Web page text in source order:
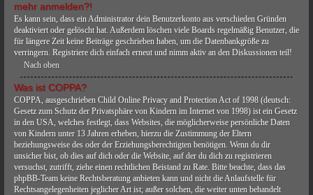
mehr anmelden?!
Es kann sein, dass ein Administrator dein Benutzerkonto aus verschieden Gründen
deaktiviert oder gelöscht hat. Außerdem löschen viele Boards regelmäßig Benutzer, die
für längere Zeit keine Beiträge geschrieben haben, um die Datenbankgröße zu
verringern. Registriere dich einfach erneut und nimm aktiv an den Diskussionen teil!
Nach oben
Was ist COPPA?
COPPA, ausgeschrieben Child Online Privacy and Protection Act of 1998 (deutsch:
Gesetz zum Schutz der Privatsphäre von Kindern im Internet von 1998) ist ein Gesetz
in den USA, welches festlegt, dass Websites, die möglicherweise persönliche Daten
von Kindern unter 13 Jahren erheben, hierzu die Zustimmung der Eltern
beziehungsweise des oder der Erziehungsberechtigten benötigen. Wenn du dir
unsicher bist, ob dies auf dich oder die Website, auf der du dich zu registrieren
versuchst, zutrifft, ziehe einen rechtlichen Beistand zu Rate. Bitte beachte, dass das
phpBB-Team keine Rechtsberatung anbieten kann und nicht die Anlaufstelle für
Rechtsangelegenheiten jeglicher Art ist; außer solchen, die weiter unten behandelt